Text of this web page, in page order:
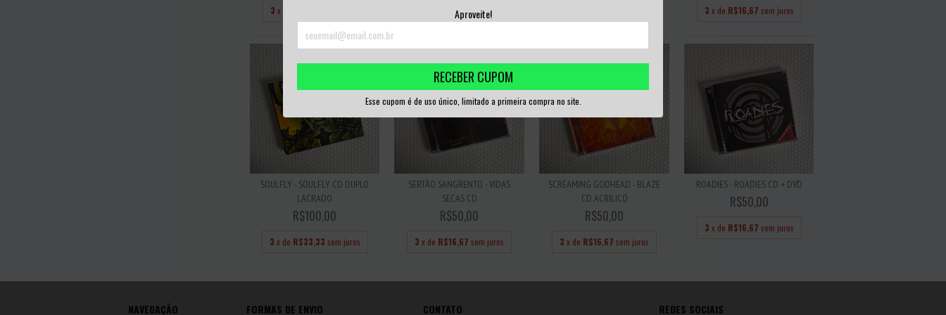
Aproveite!
RECEBER CUPOM
Esse cupom é de uso único, limitado a primeira compra no site.
3 x de R$16,67sem juros 3 x de R$16,67 sem juros
SOULFLY - SOULFLY CD DUPLO
LACRADO
R$100,00
3 x de R$33,33 sem juros
SERTÃO SANGRENTO - VIDAS
SECAS CD
R$50,00
3 x de R$16,67 sem juros
SCREAMING GODHEAD - BLAZE
CD ACRILICO
R$50,00
3 x de R$16,67 sem juros
ROADIES - ROADIES CD + DVD
R$50,00
3 x de R$16,67 sem juros
NAVEGAÇÃO FORMAS DE ENVIO CONTATO REDES SOCIAIS